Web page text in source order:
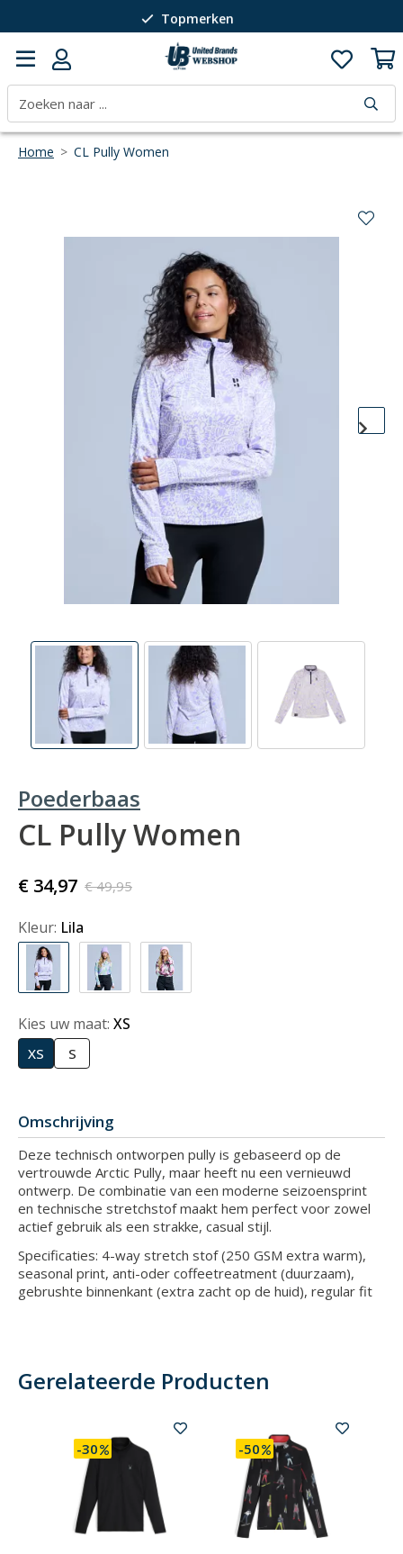
Topmerken
Passie voor wintersport
40 jaar expertise
Home > CL Pully Women
Poederbaas
CL Pully Women
€ 49,95
€ 34,97
Kleur: Lila
Kies uw maat: XS
XS S
Omschrijving
Deze technisch ontworpen pully is gebaseerd op de
vertrouwde Arctic Pully, maar heeft nu een vernieuwd
ontwerp. De combinatie van een moderne seizoensprint
en technische stretchstof maakt hem perfect voor zowel
actief gebruik als een strakke, casual stijl.
Specificaties: 4-way stretch stof (250 GSM extra warm),
seasonal print, anti-oder coffeetreatment (duurzaam),
gebrushte binnenkant (extra zacht op de huid), regular fit
Gerelateerde Producten
-30 -50